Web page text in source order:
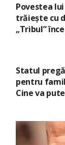
Povestea
trăiește cu
„Tribul”
Statul
pentru
Cine va